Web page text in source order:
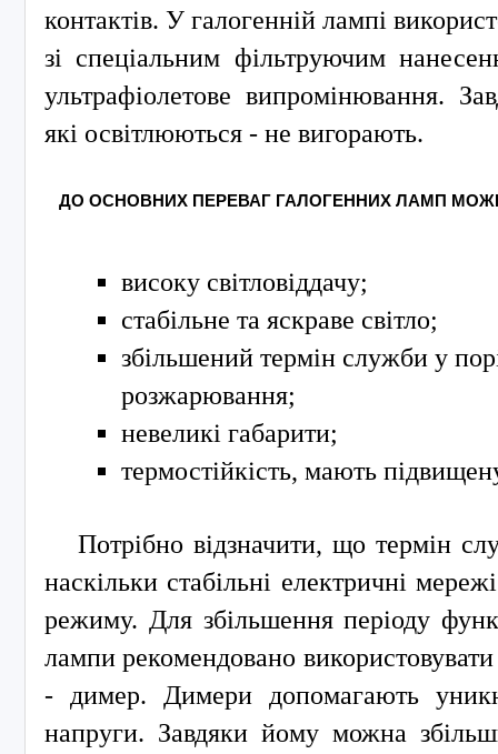
контактів. У галогенній лампі
зі спеціальним фільтруючим
ультрафіолетове випромінювання.
які освітлюються - не вигорають.
ДО ОСНОВНИХ ПЕРЕВАГ ГАЛОГЕННИХ ЛАМП
високу світловіддачу;
стабільне та яскраве світло;
збільшений термін служби у
розжарювання;
невеликі габарити;
термостійкість, мають
Потрібно відзначити, що термін
наскільки стабільні електричні
режиму. Для збільшення періоду
лампи рекомендовано використовувати
- димер. Димери допомагають
напруги. Завдяки йому можна